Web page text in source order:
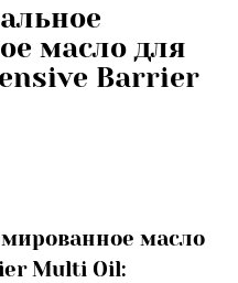
масло для
Barrier
масло
Multi Oil: